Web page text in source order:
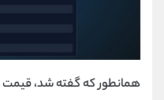
همانطور که گفته شد، قیمت